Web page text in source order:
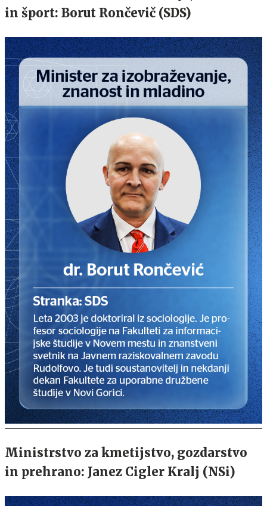
in šport: Borut Rončevič (SDS)
Ministrstvo za kmetijstvo, gozdarstvo
in prehrano: Janez Cigler Kralj (NSi)